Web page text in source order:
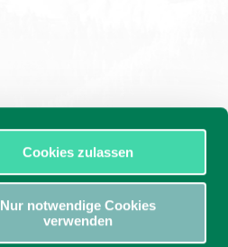
Cookies zulassen
Nur notwendige Cookies
verwenden